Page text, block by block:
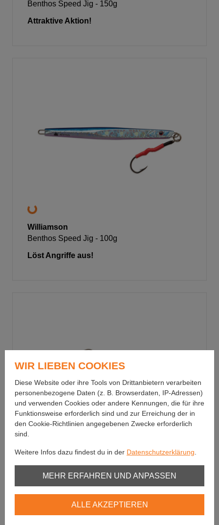
Benthos Speed Jig - 150g
Attraktive Aktion!
Williamson
Benthos Speed Jig - 100g
Löst Angriffe aus!
Trick Metal Jig - 18g
WIR LIEBEN COOKIES
Diese Website oder ihre Tools von Drittanbietern verarbeiten
personenbezogene Daten (z. B. Browserdaten, IP-Adressen)
und verwenden Cookies oder andere Kennungen, die für ihre
Funktionsweise erforderlich sind und zur Erreichung der in
den Cookie-Richtlinien angegebenen Zwecke erforderlich
sind.
Weitere Infos dazu findest du in der Datenschutzerklärung
Unbedingt erforderlich
MEHR ERFAHREN UND ANPASSEN
ALLE AKZEPTIEREN